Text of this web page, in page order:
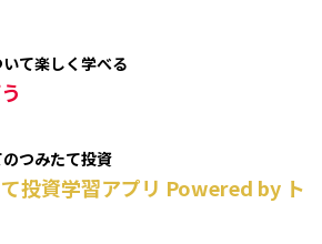
て楽しく学べる
つみたて投資
投資学習アプリ Powered by ト